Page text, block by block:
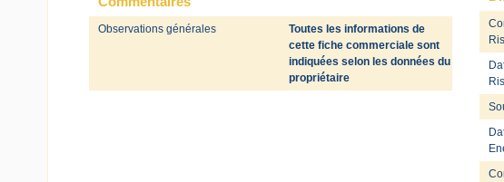
Observations générales
Toutes les informations de
cette fiche commerciale sont
indiquées selon les données du
propriétaire